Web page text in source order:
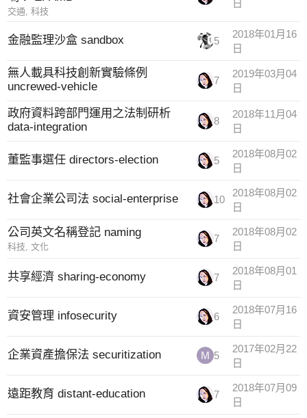
交通 科技
日
金融監理沙盒 sandbox 5
2018年01月16
日
無人載具科技創新實驗條例
uncrewed-vehicle
7
2019年03月04
日
政府資料跨部門運用之法制研析
data-integration
8
2018年11月04
日
董監事選任 directors-election 5
2018年08月02
日
社會企業公司法 social-enterprise 10
2018年08月02
日
公司英文名稱登記 naming
科技 文化
7
2018年08月02
日
共享經濟 sharing-economy 7
2018年08月01
日
資安管理 infosecurity 6
2018年07月16
日
企業資產擔保法 securitization 5
2017年02月22
日
遠距教育 distant-education 7
2018年07月09
日